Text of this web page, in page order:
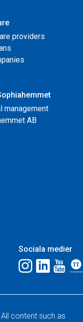
providers
management
AB
Sociala medier
content such as